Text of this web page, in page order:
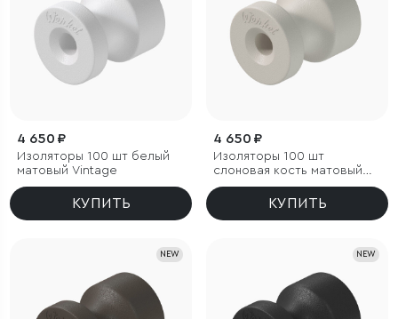
4 650 ₽
Изоляторы 100 шт белый
матовый Vintage
КУПИТЬ
4 650 ₽
Изоляторы 100 шт
слоновая кость матовый
Vintage
КУПИТЬ
NEW NEW